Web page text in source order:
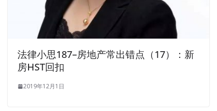
法律小思187–房地产常出错点（17）：新
房HST回扣
2019年12月1日